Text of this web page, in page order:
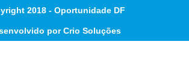
2018 - Oportunidade DF
por Crio Soluções